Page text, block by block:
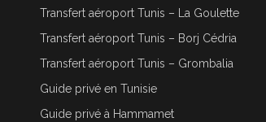
Transfert aéroport Tunis – La Goulette
Transfert aéroport Tunis – Borj Cédria
Transfert aéroport Tunis – Grombalia
Guide privé en Tunisie
Guide privé à Hammamet